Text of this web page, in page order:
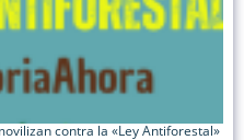
contra la «Ley Antiforestal»